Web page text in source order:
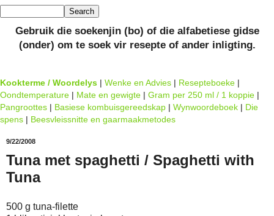
Gebruik die soekenjin (bo) of die alfabetiese gidse
(onder) om te soek vir resepte of ander inligting.
Kookterme / Woordelys | Wenke en Advies | Resepteboeke |
Oondtemperature | Mate en gewigte | Gram per 250 ml / 1 koppie |
Pangroottes | Basiese kombuisgereedskap | Wynwoordeboek | Die
spens | Beesvleissnitte en gaarmaakmetodes
9/22/2008
Tuna met spaghetti / Spaghetti with
Tuna
500 g tuna-filette